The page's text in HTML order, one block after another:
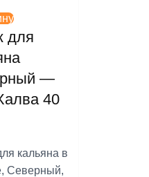
для
—
40
кальяна в
, Северный,